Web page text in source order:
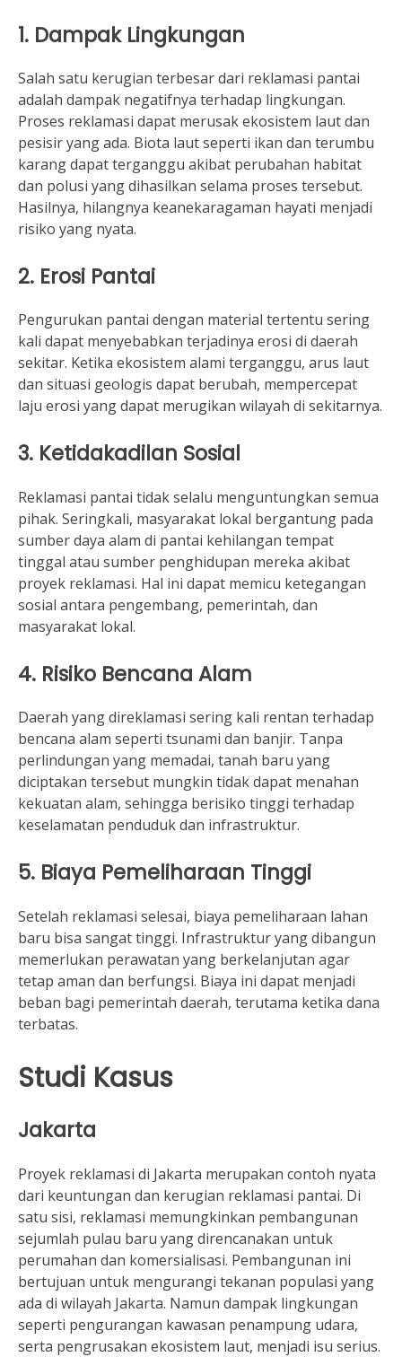
1. Dampak Lingkungan
Salah satu kerugian terbesar dari reklamasi pantai
adalah dampak negatifnya terhadap lingkungan.
Proses reklamasi dapat merusak ekosistem laut dan
pesisir yang ada. Biota laut seperti ikan dan terumbu
karang dapat terganggu akibat perubahan habitat
dan polusi yang dihasilkan selama proses tersebut.
Hasilnya, hilangnya keanekaragaman hayati menjadi
risiko yang nyata.
2. Erosi Pantai
Pengurukan pantai dengan material tertentu sering
kali dapat menyebabkan terjadinya erosi di daerah
sekitar. Ketika ekosistem alami terganggu, arus laut
dan situasi geologis dapat berubah, mempercepat
laju erosi yang dapat merugikan wilayah di sekitarnya.
3. Ketidakadilan Sosial
Reklamasi pantai tidak selalu menguntungkan semua
pihak. Seringkali, masyarakat lokal bergantung pada
sumber daya alam di pantai kehilangan tempat
tinggal atau sumber penghidupan mereka akibat
proyek reklamasi. Hal ini dapat memicu ketegangan
sosial antara pengembang, pemerintah, dan
masyarakat lokal.
4. Risiko Bencana Alam
Daerah yang direklamasi sering kali rentan terhadap
bencana alam seperti tsunami dan banjir. Tanpa
perlindungan yang memadai, tanah baru yang
diciptakan tersebut mungkin tidak dapat menahan
kekuatan alam, sehingga berisiko tinggi terhadap
keselamatan penduduk dan infrastruktur.
5. Biaya Pemeliharaan Tinggi
Setelah reklamasi selesai, biaya pemeliharaan lahan
baru bisa sangat tinggi. Infrastruktur yang dibangun
memerlukan perawatan yang berkelanjutan agar
tetap aman dan berfungsi. Biaya ini dapat menjadi
beban bagi pemerintah daerah, terutama ketika dana
terbatas.
Studi Kasus
Jakarta
Proyek reklamasi di Jakarta merupakan contoh nyata
dari keuntungan dan kerugian reklamasi pantai. Di
satu sisi, reklamasi memungkinkan pembangunan
sejumlah pulau baru yang direncanakan untuk
perumahan dan komersialisasi. Pembangunan ini
bertujuan untuk mengurangi tekanan populasi yang
ada di wilayah Jakarta. Namun dampak lingkungan
seperti pengurangan kawasan penampung udara,
serta pengrusakan ekosistem laut, menjadi isu serius.